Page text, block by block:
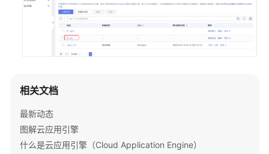
类
系
统
配
相关文档
最新动态
图解云应用引擎
什么是云应用引擎（Cloud Application Engine）